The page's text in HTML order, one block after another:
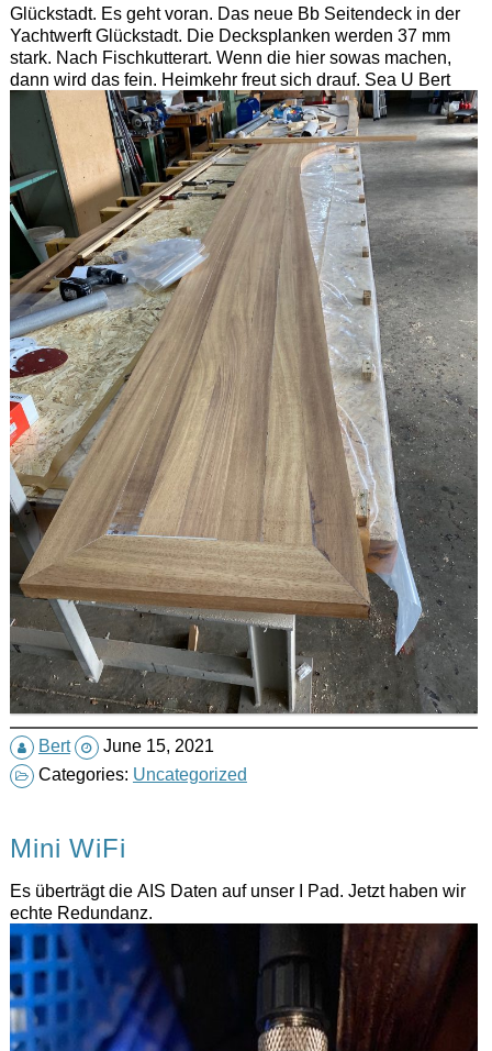
Glückstadt. Es geht voran. Das neue Bb Seitendeck in der
Yachtwerft Glückstadt. Die Decksplanken werden 37 mm
stark. Nach Fischkutterart. Wenn die hier sowas machen,
dann wird das fein. Heimkehr freut sich drauf. Sea U Bert
Bert
June 15, 2021
Categories: Uncategorized
Mini WiFi
Es überträgt die AIS Daten auf unser I Pad. Jetzt haben wir
echte Redundanz.